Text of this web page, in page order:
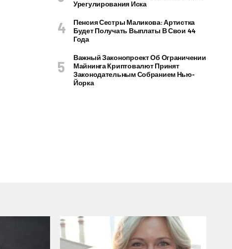
Урегулирования Иска
Пенсия Сестры Маликова: Артистка
Будет Получать Выплаты В Свои 44
Года
Важный Законопроект Об Ограничении
Майнинга Криптовалют Принят
Законодательным Собранием Нью-
Йорка